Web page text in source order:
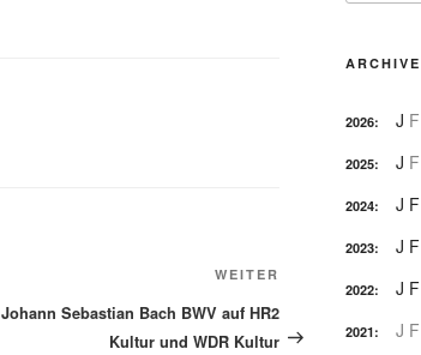
Beitrag
WEITER
Johann Sebastian Bach BWV auf HR2
Kultur und WDR Kultur
ARCHIVE
2026: J F
2025: J F
2024: J F
2023: J F
2022: J F
2021: J F